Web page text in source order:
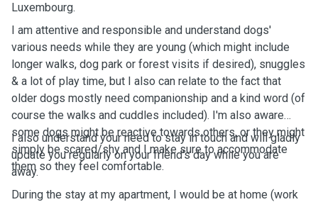
Luxembourg.
I am attentive and responsible and understand dogs'
various needs while they are young (which might include
longer walks, dog park or forest visits if desired), snuggles
& a lot of play time, but I also can relate to the fact that
older dogs mostly need companionship and a kind word (of
course the walks and cuddles included). I'm also aware
some dogs might be reactive towards others, or they might
simply be scared/shy and I make sure to accommodate
them so they feel comfortable.
I also understand your need to stay in touch and will gladly
update you regularly on your friend's day while you are
away.
During the stay at my apartment, I would be at home (work